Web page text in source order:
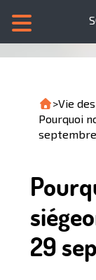
>Vie
Pourquoi
29